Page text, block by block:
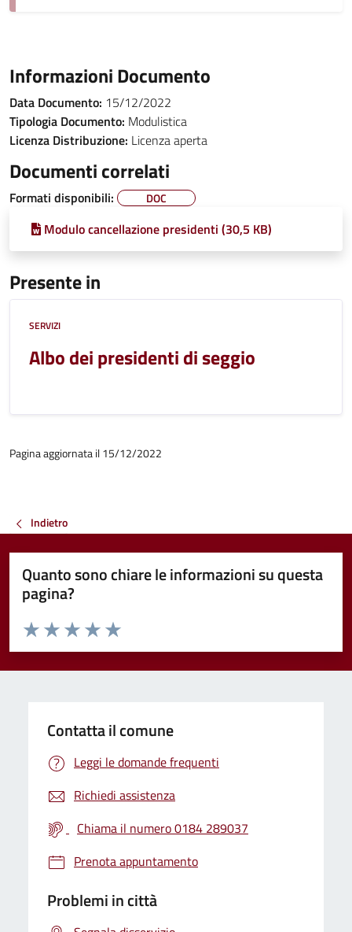
Informazioni Documento
Data Documento: 15/12/2022
Tipologia Documento: Modulistica
Licenza Distribuzione: Licenza aperta
Documenti correlati
Formati disponibili: DOC
Modulo cancellazione presidenti (30,5 KB)
Presente in
SERVIZI
Albo dei presidenti di seggio
Pagina aggiornata il 15/12/2022
Indietro
Quanto sono chiare le informazioni su questa
pagina?
Valuta da 1 a 5 stelle la pagina
Valuta 5 stelle su 5
Valuta 4 stelle su 5
Valuta 3 stelle su 5
Valuta 2 stelle su 5
Valuta 1 stelle su 5
Contatta il comune
Leggi le domande frequenti
Richiedi assistenza
Chiama il numero 0184 289037
Prenota appuntamento
Problemi in città